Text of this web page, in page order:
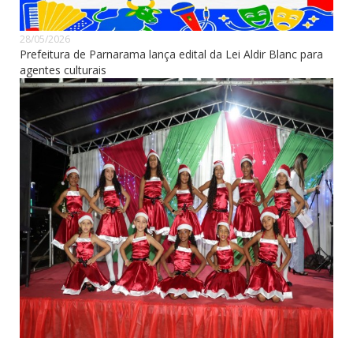
28/05/2026
Prefeitura de Parnarama lança edital da Lei Aldir Blanc para
agentes culturais